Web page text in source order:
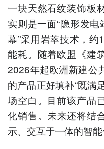
一块天然石纹装饰板
实则是一面“隐形发电
幕”采用岩萃技术，
能耗。随着欧盟《建
2026年起欧洲新建公
的产品正好填补“既满
场空白。目前该产品
化销售。未来还将结
示、交互于一体的智能